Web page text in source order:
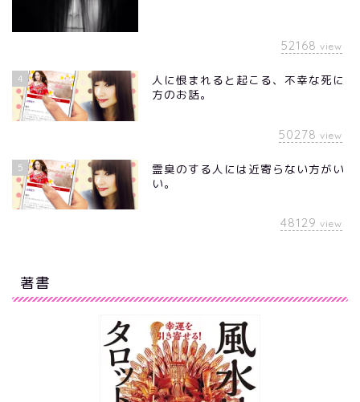
52168 view
4
人に恨まれると起こる、不幸な死に
方のお話。
50278 view
5
霊臭のする人には近寄らない方がい
い。
48129 view
著書